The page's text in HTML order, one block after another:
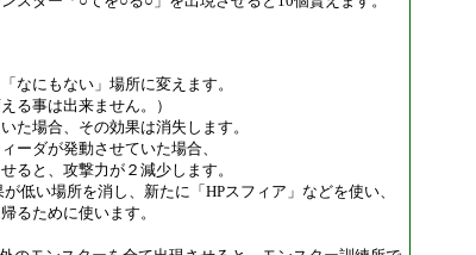
にもない」場所に変えます。
事は出来ません。）
場合、その効果は消失します。
ダが発動させていた場合、
、攻撃力が２減少します。
い場所を消し、新たに「HPスフィア」などを使い、
ために使います。